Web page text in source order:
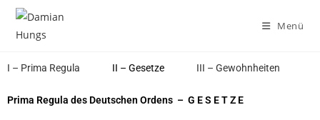
Menü
I – Prima Regula II – Gesetze III – Gewohnheiten
Prima Regula des Deutschen Ordens – G E S E T Z E